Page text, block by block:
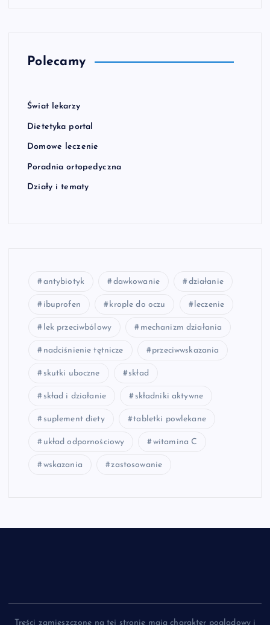
Polecamy
Świat lekarzy
Dietetyka portal
Domowe leczenie
Poradnia ortopedyczna
Działy i tematy
antybiotyk dawkowanie działanie
ibuprofen krople do oczu leczenie
lek przeciwbólowy mechanizm działania
nadciśnienie tętnicze przeciwwskazania
skutki uboczne skład
skład i działanie składniki aktywne
suplement diety tabletki powlekane
układ odpornościowy witamina C
wskazania zastosowanie
Treści zamieszczone na tej stronie mają charakter poglądowy i